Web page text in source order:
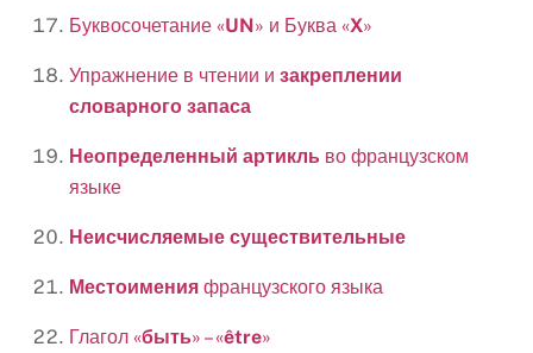
Буквосочетание «UN» и Буква «X»
Упражнение в чтении и закреплении
словарного запаса
Неопределенный артикль во французском
языке
Неисчисляемые существительные
Местоимения французского языка
Глагол «быть» – «être»